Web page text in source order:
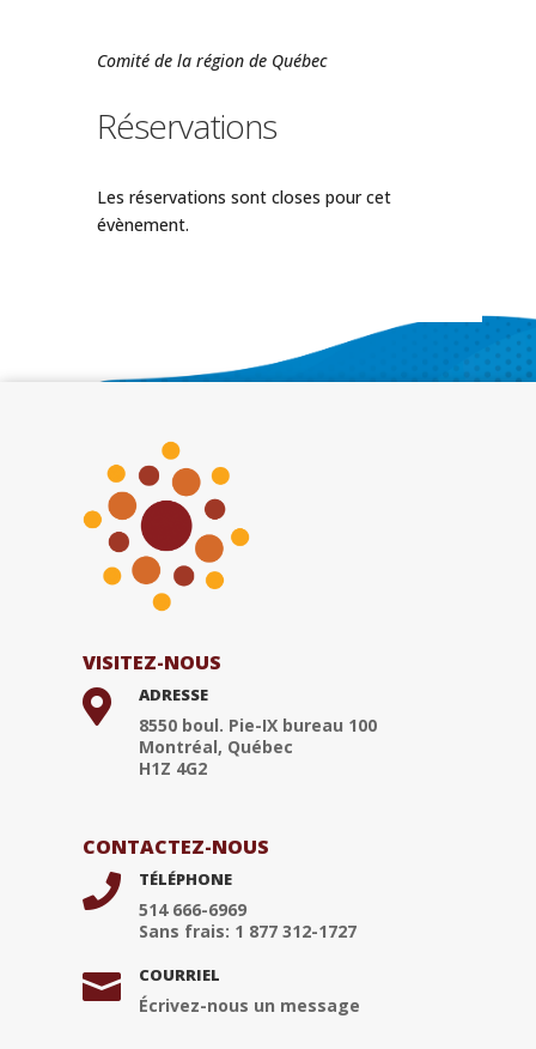
Comité de la région de Québec
Réservations
Les réservations sont closes pour cet
évènement.
VISITEZ-NOUS
 ADRESSE
8550 boul. Pie-IX bureau 100
Montréal, Québec
H1Z 4G2
CONTACTEZ-NOUS
 TÉLÉPHONE
514 666-6969
Sans frais: 1 877 312-1727
 COURRIEL
Écrivez-nous un message